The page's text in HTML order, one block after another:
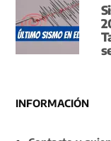
INFORMACIÓN